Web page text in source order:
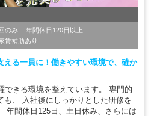
のみ
年間休日120日以上
賃補助あり
える一員に！働きやすい環境で、確か
できる環境を整えています。 専門的
も、 入社後にしっかりとした研修を
年間休日125日、土日休み、さらには